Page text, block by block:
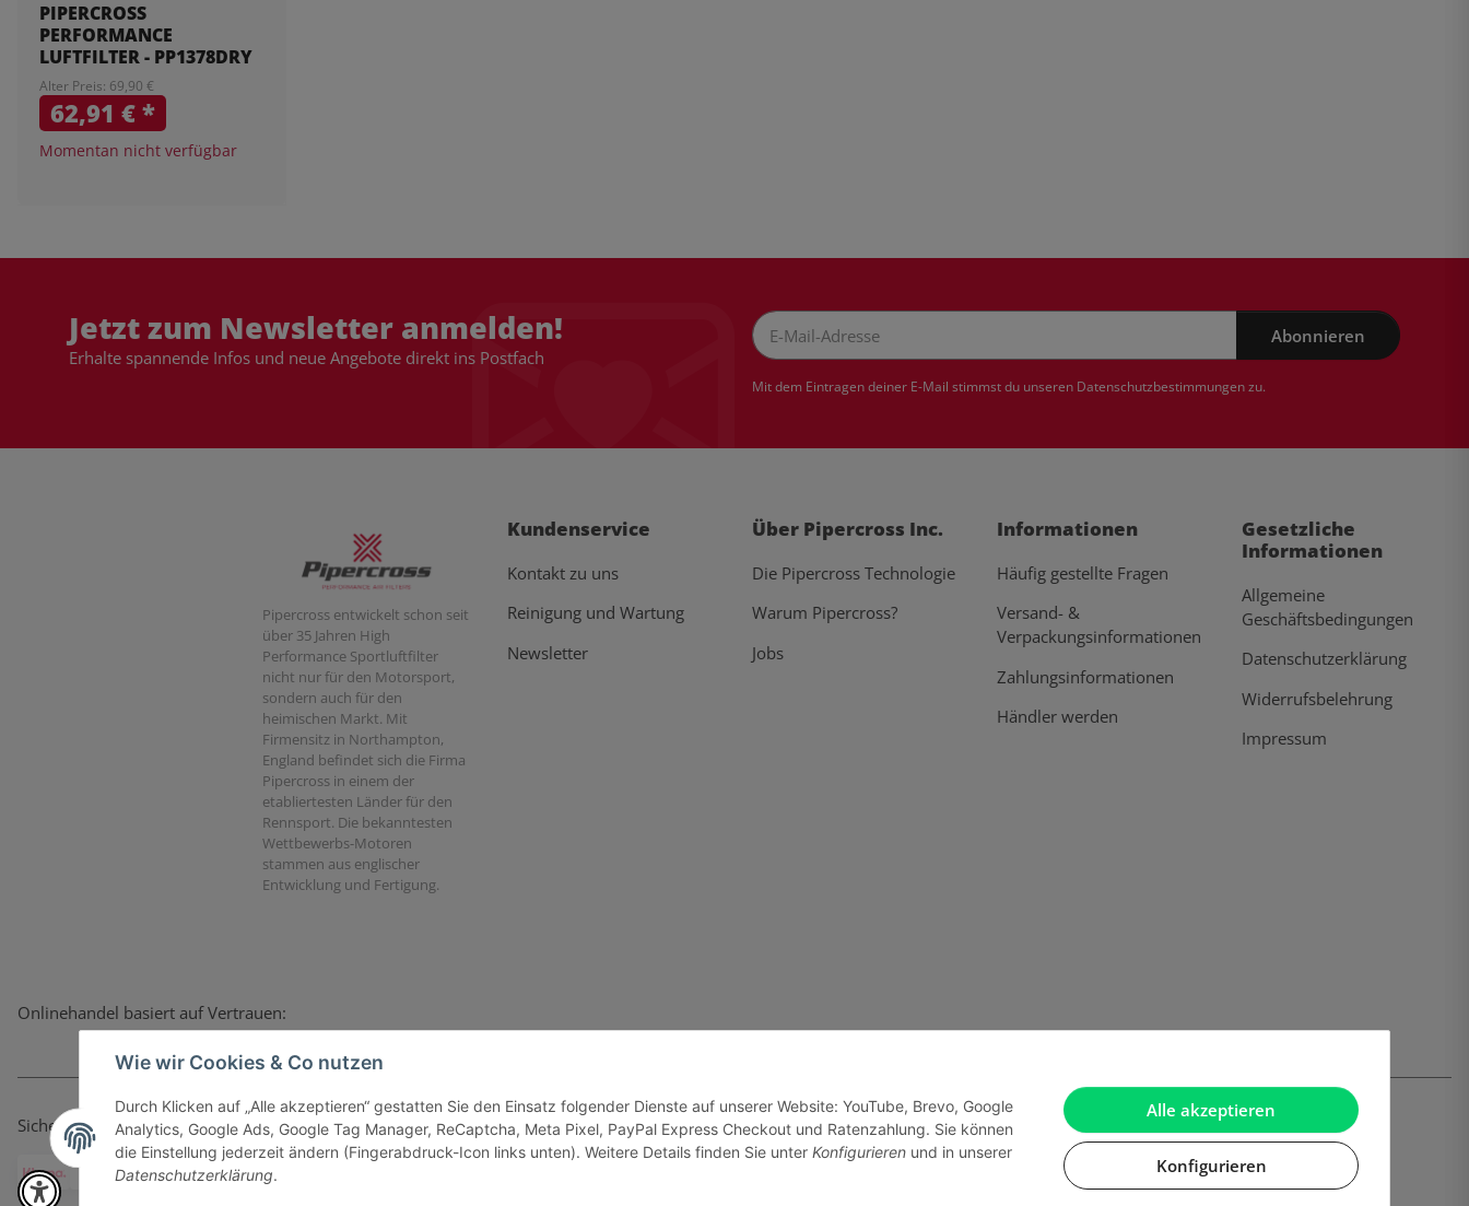
Alle akzeptieren
Konfigurieren
Wie wir Cookies & Co nutzen
Durch Klicken auf „Alle akzeptieren“ gestatten Sie den Einsatz folgender Dienste auf unserer Website: YouTube, Brevo, Google
Analytics, Google Ads, Google Tag Manager, ReCaptcha, Meta Pixel, PayPal Express Checkout und Ratenzahlung. Sie können
die Einstellung jederzeit ändern (Fingerabdruck-Icon links unten). Weitere Details finden Sie unter Konfigurieren und in unserer
Datenschutzerklärung.
PIPERCROSS
PERFORMANCE
LUFTFILTER - PP1378DRY
Alter Preis: 69,90 €
62,91 €*
Momentan nicht verfügbar
Jetzt zum Newsletter anmelden!
Erhalte spannende Infos und neue Angebote direkt ins Postfach
Abonnieren
Mit dem Eintragen deiner E-Mail stimmst du unseren Datenschutzbestimmungenzu.
Pipercross entwickelt schon seit
über 35 Jahren High
Performance Sportluftfilter
nicht nur für den Motorsport,
sondern auch für den
heimischen Markt. Mit
Firmensitz in Northampton,
England befindet sich die Firma
Pipercross in einem der
etabliertesten Länder für den
Rennsport. Die bekanntesten
Wettbewerbs-Motoren
stammen aus englischer
Entwicklung und Fertigung.
Kundenservice
Kontakt zu uns
Reinigung und Wartung
Newsletter
Über Pipercross Inc.
Die Pipercross Technologie
Warum Pipercross?
Jobs
Informationen
Häufig gestellte Fragen
Versand- &
Verpackungsinformationen
Zahlungsinformationen
Händler werden
Gesetzliche
Informationen
Allgemeine
Geschäftsbedingungen
Datenschutzerklärung
Widerrufsbelehrung
Impressum
Onlinehandel basiert auf Vertrauen:
Sicher bezahlen via: